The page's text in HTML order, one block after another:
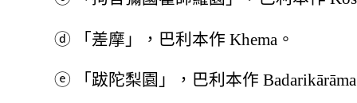
ⓓ 「差摩」，巴利本作 Khema。
ⓔ 「跋陀梨園」，巴利本作